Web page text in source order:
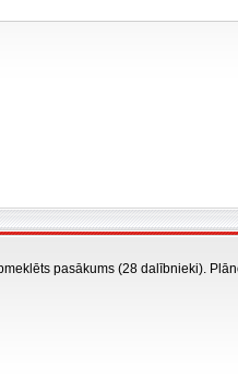
pasākums (28 dalībnieki).